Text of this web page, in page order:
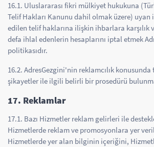
16.1. Uluslararası fikri mülkiyet hukukuna
Telif Hakları Kanunu dahil olmak üzere)
edilen telif haklarına ilişkin ihbarlara karşılık
defa ihlal edenlerin hesaplarını iptal etmek
politikasıdır.
16.2. AdresGezgini'nin reklamcılık
şikayetler ile ilgili belirli bir prosedürü
17. Reklamlar
17.1. Bazı Hizmetler reklam gelirleri ile
Hizmetlerde reklam ve promosyonlara yer
Hizmetlerde yer alan bilginin içeriğini,